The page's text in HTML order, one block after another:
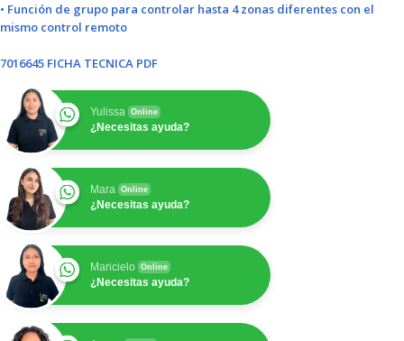
• Función de grupo para controlar hasta 4 zonas diferentes con el
mismo control remoto
7016645 FICHA TECNICA PDF
Yulissa Online
¿Necesitas ayuda?
Mara Online
¿Necesitas ayuda?
Maricielo Online
¿Necesitas ayuda?